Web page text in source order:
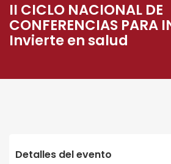
II CICLO NACIONAL DE
CONFERENCIAS PARA
Invierte en salud
Detalles del evento